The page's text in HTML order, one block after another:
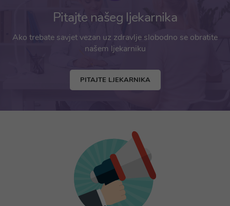
Pitajte našeg ljekarnika
Ako trebate savjet vezan uz zdravlje slobodno se obratite
našem ljekarniku
PITAJTE LJEKARNIKA